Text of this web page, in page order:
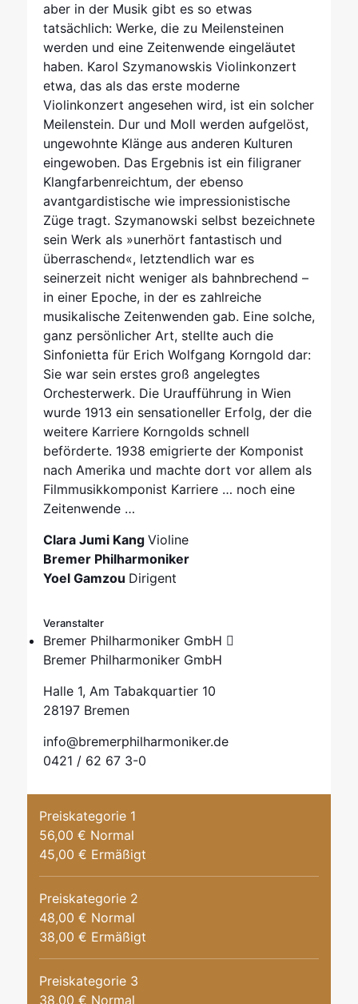
aber in der Musik gibt es so etwas
tatsächlich: Werke, die zu Meilensteinen
werden und eine Zeitenwende eingeläutet
haben. Karol Szymanowskis Violinkonzert
etwa, das als das erste moderne
Violinkonzert angesehen wird, ist ein solcher
Meilenstein. Dur und Moll werden aufgelöst,
ungewohnte Klänge aus anderen Kulturen
eingewoben. Das Ergebnis ist ein filigraner
Klangfarbenreichtum, der ebenso
avantgardistische wie impressionistische
Züge tragt. Szymanowski selbst bezeichnete
sein Werk als »unerhört fantastisch und
überraschend«, letztendlich war es
seinerzeit nicht weniger als bahnbrechend –
in einer Epoche, in der es zahlreiche
musikalische Zeitenwenden gab. Eine solche,
ganz persönlicher Art, stellte auch die
Sinfonietta für Erich Wolfgang Korngold dar:
Sie war sein erstes groß angelegtes
Orchesterwerk. Die Uraufführung in Wien
wurde 1913 ein sensationeller Erfolg, der die
weitere Karriere Korngolds schnell
beförderte. 1938 emigrierte der Komponist
nach Amerika und machte dort vor allem als
Filmmusikkomponist Karriere … noch eine
Zeitenwende …
Clara Jumi Kang Violine
Bremer Philharmoniker
Yoel Gamzou Dirigent
Veranstalter
Bremer Philharmoniker GmbH
Bremer Philharmoniker GmbH
Halle 1, Am Tabakquartier 10
28197 Bremen
info@bremerphilharmoniker.de
0421 / 62 67 3-0
Preiskategorie 1
56,00 € Normal
45,00 € Ermäßigt
Preiskategorie 2
48,00 € Normal
38,00 € Ermäßigt
Preiskategorie 3
38,00 € Normal